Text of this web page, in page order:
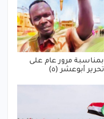
بمناسبة مرور عام على
تحرير أبوعشر (٥)